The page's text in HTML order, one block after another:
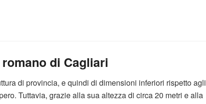
di Cagliari
di provincia, e quindi di dimensioni inferiori rispetto agli
Tuttavia, grazie alla sua altezza di circa 20 metri e alla